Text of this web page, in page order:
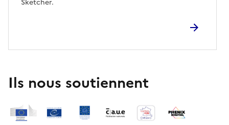
Sketcher.
Ils nous soutiennent